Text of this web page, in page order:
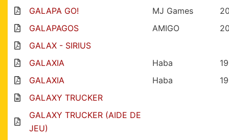
GALAPA GO! MJ Games
GALAPAGOS
AMIGO
GALAX - SIRIUS
GALAXIA
Haba
GALAXIA
Haba
GALAXY TRUCKER
GALAXY TRUCKER (AIDE DE
JEU)